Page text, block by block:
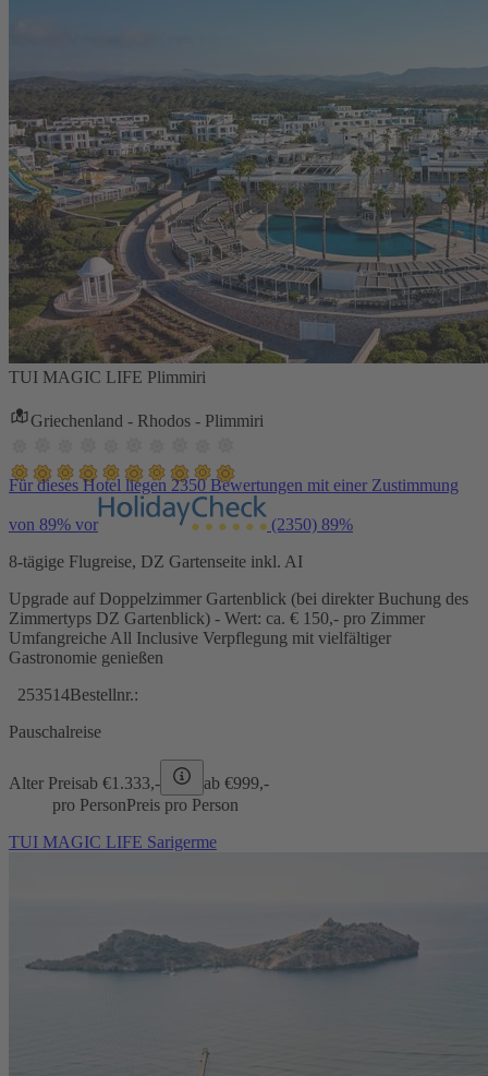
TUI MAGIC LIFE Plimmiri
Griechenland - Rhodos - Plimmiri
Für dieses Hotel liegen 2350 Bewertungen mit einer Zustimmung
von 89% vor (2350) 89%
8-tägige Flugreise, DZ Gartenseite inkl. AI
Upgrade auf Doppelzimmer Gartenblick (bei direkter Buchung des
Zimmertyps DZ Gartenblick) - Wert: ca. € 150,- pro Zimmer
Umfangreiche All Inclusive Verpflegung mit vielfältiger
Gastronomie genießen
253514Bestellnr.:
Pauschalreise
Alter Preisab €1.333,- ab €999,-
pro PersonPreis pro Person
TUI MAGIC LIFE Sarigerme